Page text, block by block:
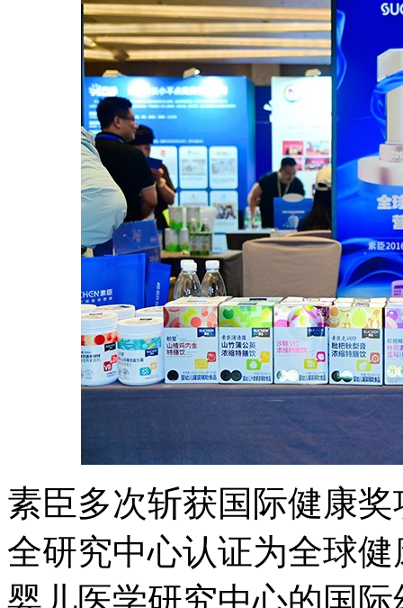
素臣多次斩获国际健康
全研究中心认证为全球
婴儿医学研究中心的国